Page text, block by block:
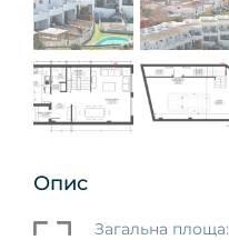
Опис
Загальна площа: